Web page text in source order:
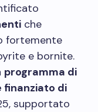
che
fortemente
e bornite.
programma di
di
supportato